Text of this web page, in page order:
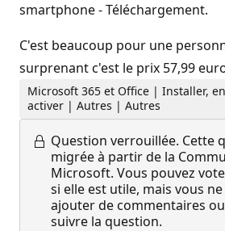
smartphone - Téléchargement.
C'est beaucoup pour une
surprenant c'est le prix 57,99
Microsoft 365 et Office | Installer,
activer | Autres | Autres
Question verrouillée. Cette
migrée à partir de la
Microsoft. Vous pouvez
si elle est utile, mais vous
ajouter de commentaires
suivre la question.